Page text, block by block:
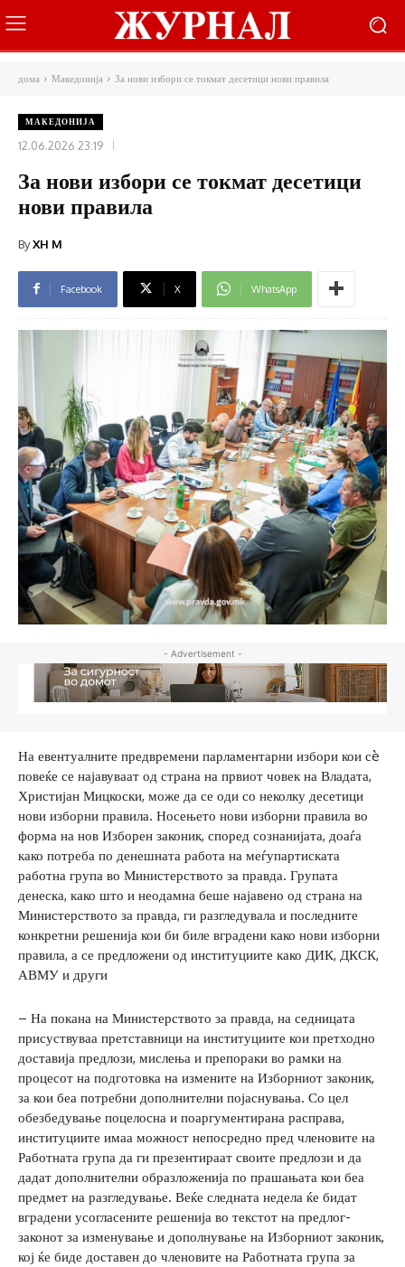
дома Македонија За нови избори се токмат десетици нови правила
МАКЕДОНИЈА
12.06.2026 23:19
За нови избори се токмат десетици
нови правила
ByXH M
Facebook X WhatsApp
- Advertisement -
На евентуалните предвремени парламентарни избори кои сè
повеќе се најавуваат од страна на првиот човек на Владата,
Христијан Мицкоски, може да се оди со неколку десетици
нови изборни правила. Носењето нови изборни правила во
форма на нов Изборен законик, според сознанијата, доаѓа
како потреба по денешната работа на меѓупартиската
работна група во Министерството за правда. Групата
денеска, како што и неодамна беше најавено од страна на
Министерството за правда, ги разгледувала и последните
конкретни решенија кои би биле вградени како нови изборни
правила, а се предложени од институциите како ДИК, ДКСК,
АВМУ и други
– На покана на Министерството за правда, на седницата
присуствуваа претставници на институциите кои претходно
доставија предлози, мислења и препораки во рамки на
процесот на подготовка на измените на Изборниот законик,
за кои беа потребни дополнителни појаснувања. Со цел
обезбедување поцелосна и поаргументирана расправа,
институциите имаа можност непосредно пред членовите на
Работната група да ги презентираат своите предлози и да
дадат дополнителни образложенија по прашањата кои беа
предмет на разгледување. Веќе следната недела ќе бидат
вградени усогласените решенија во текстот на предлог-
законот за изменување и дополнување на Изборниот законик,
кој ќе биде доставен до членовите на Работната група за